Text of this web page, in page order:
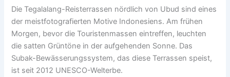
Die Tegalalang-Reisterrassen nördlich von Ubud sind eines
der meistfotografierten Motive Indonesiens. Am frühen
Morgen, bevor die Touristenmassen eintreffen, leuchten
die satten Grüntöne in der aufgehenden Sonne. Das
Subak-Bewässerungssystem, das diese Terrassen speist,
ist seit 2012 UNESCO-Welterbe.